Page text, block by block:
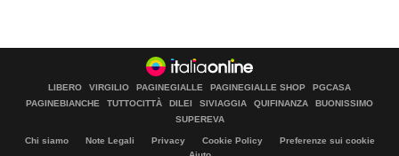
LIBERO VIRGILIO PAGINEGIALLE PAGINEGIALLE SHOP
PGCASA
PAGINEBIANCHE
TUTTOCITTÀ DILEI SIVIAGGIA QUIFINANZA
BUONISSIMO
SUPEREVA
Chi siamo Note Legali Privacy Cookie Policy
Preferenze sui cookie